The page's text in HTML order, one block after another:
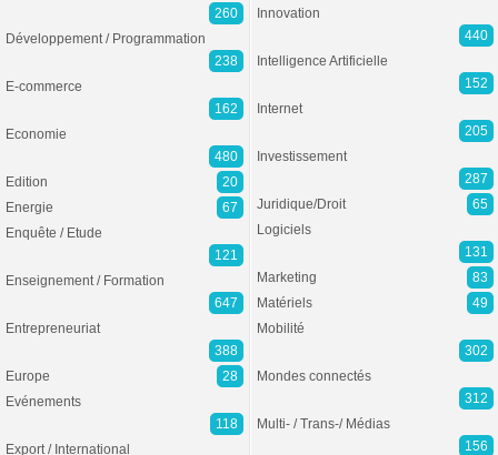
260
Développement / Programmation
238
E-commerce
162
Economie
480
Edition
20
Energie
67
Enquête / Etude
121
Enseignement / Formation
647
Entrepreneuriat
388
Europe
28
Evénements
118
Export / International
Innovation
440
Intelligence Artificielle
152
Internet
205
Investissement
287
Juridique/Droit
65
Logiciels
131
Marketing
83
Matériels
49
Mobilité
302
Mondes connectés
312
Multi- / Trans-/ Médias
156